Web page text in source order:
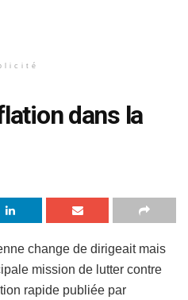
dans la
change de dirigeait mais
mission de lutter contre
rapide publiée par